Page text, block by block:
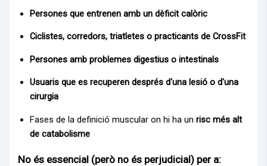
Persones que entrenen amb un dèficit calòric
Ciclistes, corredors, triatletes o practicants de CrossFit
Persones amb problemes digestius o intestinals
Usuaris que es recuperen després d'una lesió o d'una
cirurgia
Fases de la definició muscular on hi ha unrisc més alt
de catabolisme
No és essencial (però no és perjudicial) per a: